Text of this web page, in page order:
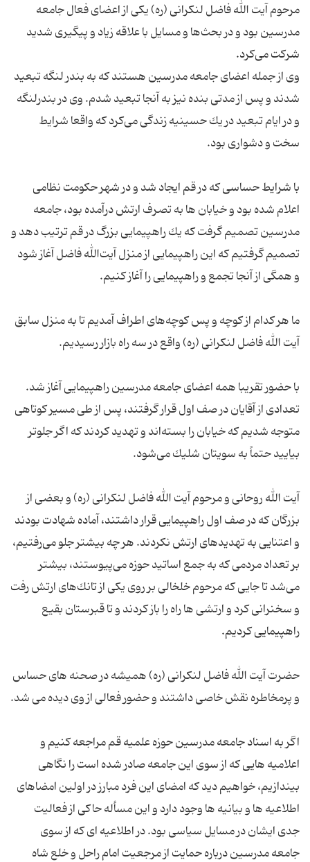
مرحوم آیت الله فاضل لنكرانی (ره) یكی از اعضای فعال جامعه
مدرسین بود و در بحث‌ها و مسایل با علاقه زیاد و پیگیری شدید
وی از جمله اعضای جامعه مدرسین هستند كه به بندر لنگه تبعید
شدند و پس از مدتی بنده نیز به آنجا تبعید شدم. وی در بندرلنگه
و در ایام تبعید در یك حسینیه زندگی می‌كرد كه واقعا شرایط
با شرایط حساسی كه در قم ایجاد شد و در شهر حكومت نظامی
اعلام شده بود و خیابان ها به تصرف ارتش درآمده بود، جامعه
مدرسین تصمیم گرفت كه یك راهپیمایی بزرگ در قم ترتیب دهد و
تصمیم گرفتیم كه این راهپیمایی از منزل آیت‌الله فاضل آغاز شود
ما هر كدام از كوچه و پس كوچه‌های اطراف آمدیم تا به منزل سابق
با حضور تقریبا همه اعضای جامعه مدرسین راهپیمایی آغاز شد.
تعدادی از آقایان در صف اول قرار گرفتند، پس از طی مسیر كوتاهی
متوجه شدیم كه خیابان را بسته‌اند و تهدید كردند كه اگر جلوتر
آیت الله روحانی و مرحوم آیت الله فاضل لنكرانی (ره) و بعضی از
بزرگان كه در صف اول راهپیمایی قرار داشتند، آماده شهادت بودند
و اعتنایی به تهدیدهای ارتش نكردند. هر چه بیشتر جلو می‌رفتیم،
بر تعداد مردمی كه به جمع اساتید حوزه می‌پیوستند، بیشتر
می‌شد تا جایی كه مرحوم خلخالی بر روی یكی از تانك‌های ارتش رفت
و سخنرانی كرد و ارتشی ها راه را باز كردند و تا قبرستان بقیع
حضرت آیت الله فاضل لنكرانی (ره) همیشه در صحنه های حساس
اگر به اسناد جامعه مدرسین حوزه علمیه قم مراجعه كنیم و
اعلامیه هایی كه از سوی این جامعه صادر شده است را نگاهی
بیندازیم، خواهیم دید كه امضای این فرد مبارز در اولین امضاهای
اطلاعیه ها و بیانیه ها وجود دارد و این مسأله حاكی از فعالیت
جدی ایشان در مسایل سیاسی بود. در اطلاعیه ای كه از سوی
جامعه مدرسین درباره حمایت از مرجعیت امام راحل و خلع شاه